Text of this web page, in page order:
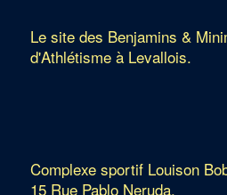
Le site des Benjamins &
d'Athlétisme à Levallois.
Complexe sportif Louison
15 Rue Pablo Neruda,